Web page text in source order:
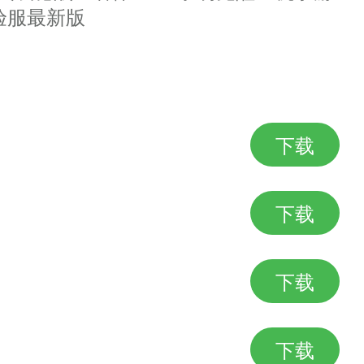
服最新版
下载
下载
下载
下载